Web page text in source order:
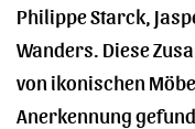
Philippe Starck,
Wanders. Diese
von ikonischen
Anerkennung